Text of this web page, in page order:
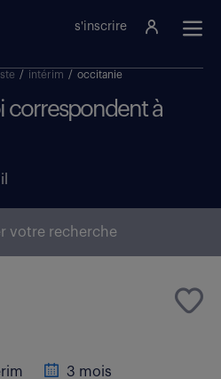
s'inscrire
/ intérim / occitanie
correspondent à
votre recherche
3 mois